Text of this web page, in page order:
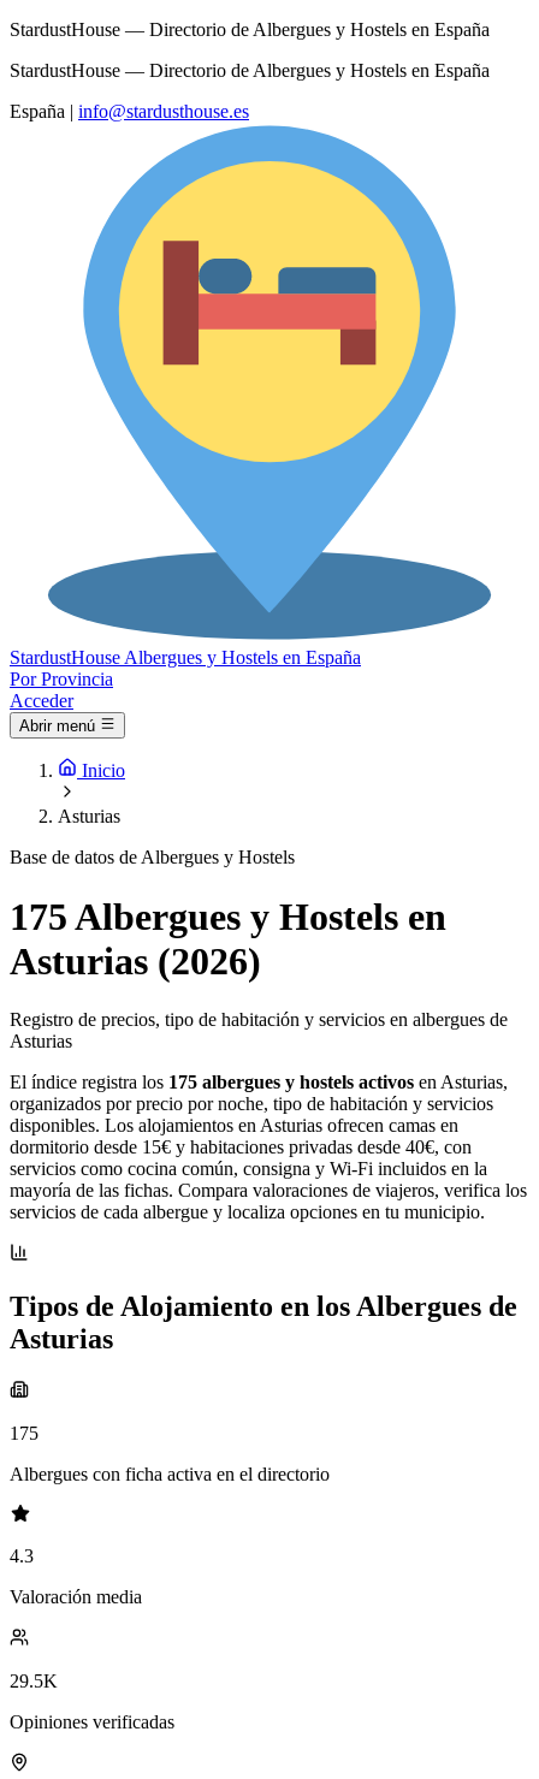
StardustHouse — Directorio de Albergues y Hostels en España
StardustHouse — Directorio de Albergues y Hostels en España
España | info@stardusthouse.es
StardustHouse Albergues y Hostels en España
Por Provincia
Acceder
Abrir menú
Inicio
Asturias
Base de datos de Albergues y Hostels
175 Albergues y Hostels en
Asturias (2026)
Registro de precios, tipo de habitación y servicios en albergues de
Asturias
El índice registra los 175 albergues y hostels activos en Asturias,
organizados por precio por noche, tipo de habitación y servicios
disponibles. Los alojamientos en Asturias ofrecen camas en
dormitorio desde 15€ y habitaciones privadas desde 40€, con
servicios como cocina común, consigna y Wi-Fi incluidos en la
mayoría de las fichas. Compara valoraciones de viajeros, verifica los
servicios de cada albergue y localiza opciones en tu municipio.
Tipos de Alojamiento en los Albergues de
Asturias
175
Albergues con ficha activa en el directorio
4.3
Valoración media
29.5K
Opiniones verificadas